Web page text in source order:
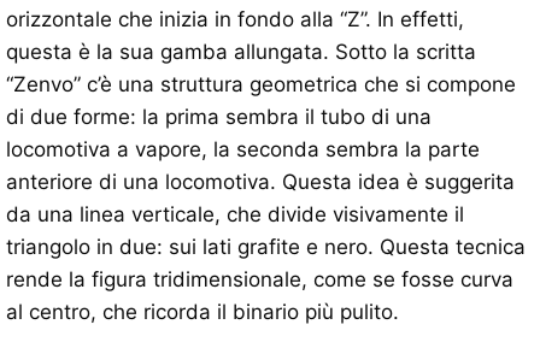
orizzontale che inizia in fondo alla “Z”. In effetti,
questa è la sua gamba allungata. Sotto la scritta
“Zenvo” c’è una struttura geometrica che si compone
di due forme: la prima sembra il tubo di una
locomotiva a vapore, la seconda sembra la parte
anteriore di una locomotiva. Questa idea è suggerita
da una linea verticale, che divide visivamente il
triangolo in due: sui lati grafite e nero. Questa tecnica
rende la figura tridimensionale, come se fosse curva
al centro, che ricorda il binario più pulito.